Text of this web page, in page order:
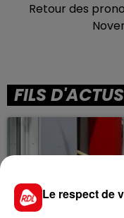
Retour des
FILS D'ACTUS
Le respect de